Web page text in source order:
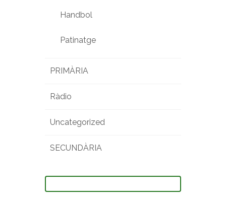
Handbol
Patinatge
PRIMÀRIA
Ràdio
Uncategorized
SECUNDÀRIA